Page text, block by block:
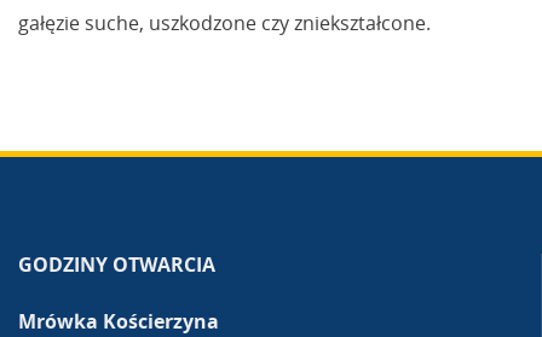
gałęzie suche, uszkodzone czy zniekształcone.
GODZINY OTWARCIA
Mrówka Kościerzyna